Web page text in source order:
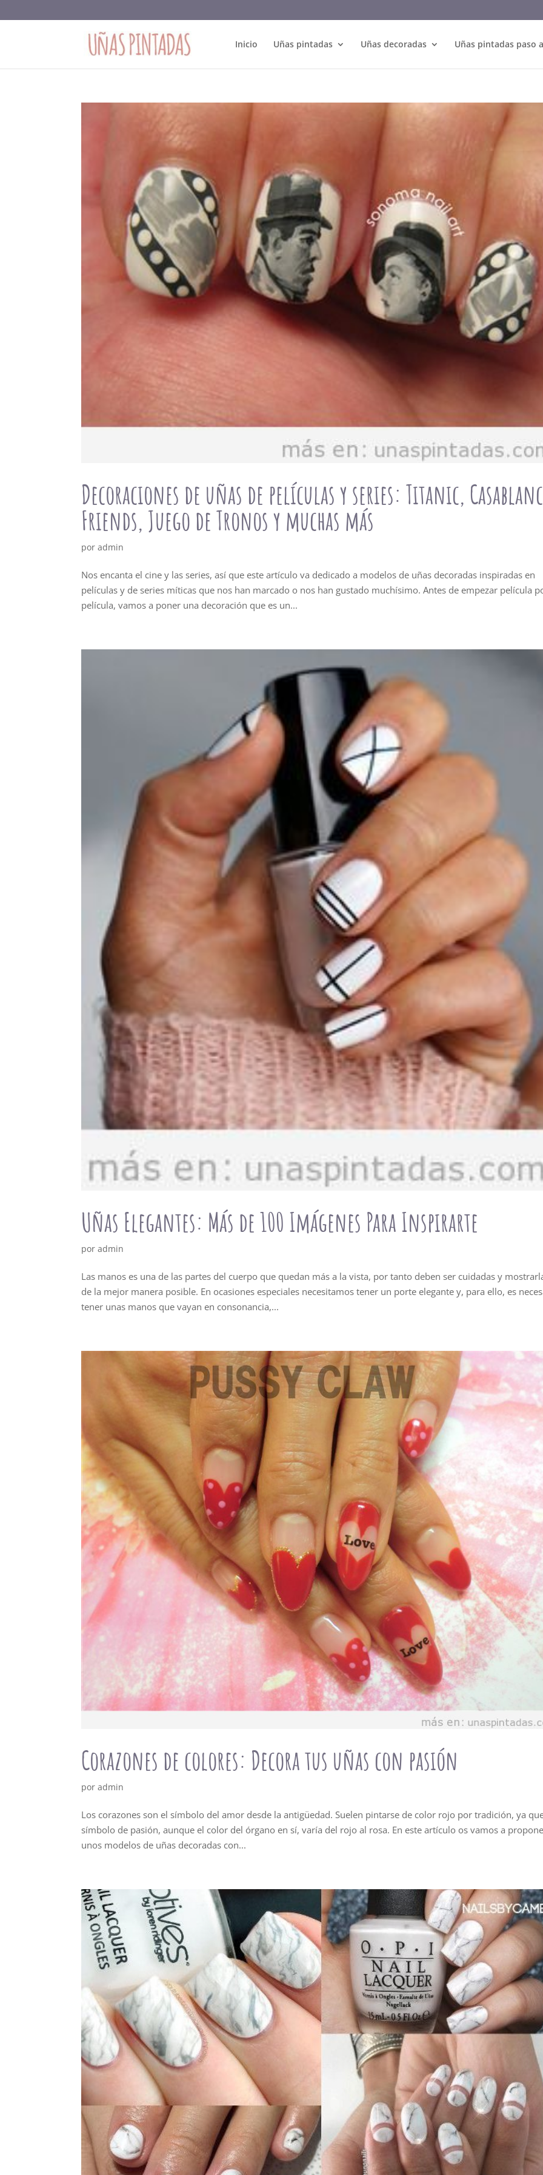
Inicio Uñas pintadas Uñas decoradas Uñas pintadas paso
Decoraciones de uñas de películas y series: Titanic,
Friends, Juego de Tronos y muchas más
poradmin
Nos encanta el cine y las series, así que este artículo va dedicado a modelos de uñas decoradas inspiradas en
películas y de series míticas que nos han marcado o nos han gustado muchísimo. Antes de empezar película
película, vamos a poner una decoración que es un...
Uñas Elegantes: Más de 100 Imágenes Para Inspirarte
poradmin
Las manos es una de las partes del cuerpo que quedan más a la vista, por tanto deben ser cuidadas y
de la mejor manera posible. En ocasiones especiales necesitamos tener un porte elegante y, para ello, es
tener unas manos que vayan en consonancia,...
Corazones de colores: Decora tus uñas con pasión
poradmin
Los corazones son el símbolo del amor desde la antigüedad. Suelen pintarse de color rojo por tradición, ya
símbolo de pasión, aunque el color del órgano en sí, varía del rojo al rosa. En este artículo os vamos a
unos modelos de uñas decoradas con...